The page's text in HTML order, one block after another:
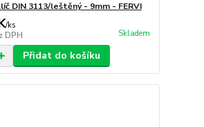
DIN 3113/leštěný - 9mm - FERVI
/ks
DPH Skladem
Přidat do košíku